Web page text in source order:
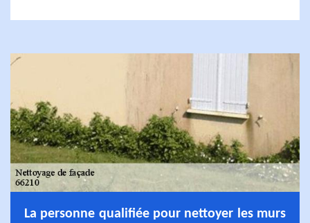
La personne qualifiée pour nettoyer les murs